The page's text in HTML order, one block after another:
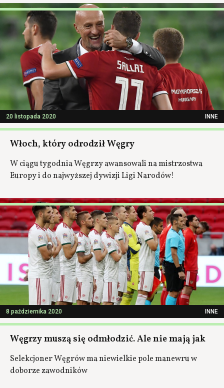
20 listopada 2020 INNE
Włoch, który odrodził Węgry
W ciągu tygodnia Węgrzy awansowali na mistrzostwa
Europy i do najwyższej dywizji Ligi Narodów!
8 października 2020 INNE
Węgrzy muszą się odmłodzić. Ale nie mają jak
Selekcjoner Węgrów ma niewielkie pole manewru w
doborze zawodników